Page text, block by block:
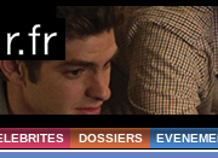
DOSSIERS